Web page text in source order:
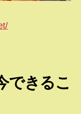
できるこ